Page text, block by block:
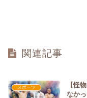
関連記事
スポーツ
【怪
なか